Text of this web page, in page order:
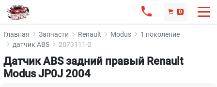
0
Главная Запчасти Renault Modus
1 поколение
датчик ABS
2073111-2
Датчик ABS задний правый Renault
Modus JP0J 2004